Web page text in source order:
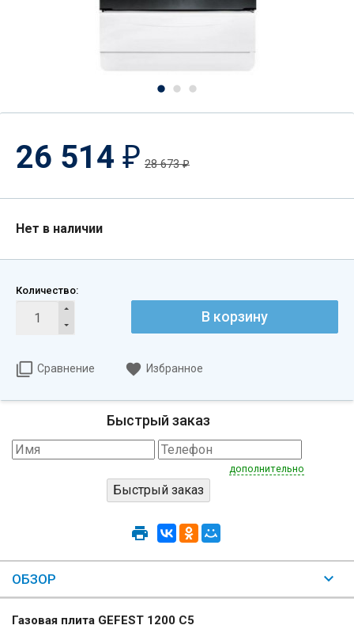
26 514 ₽ 28 673₽
Нет в наличии
Количество:
В корзину
Сравнение Избранное
Быстрый заказ
дополнительно
ОБЗОР
Газовая плита GEFEST 1200 С5